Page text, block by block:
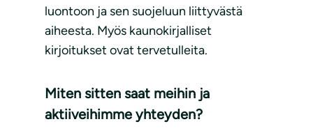
luontoon ja sen suojeluun liittyvästä
aiheesta. Myös kaunokirjalliset
kirjoitukset ovat tervetulleita.
Miten sitten saat meihin ja
aktiiveihimme yhteyden?